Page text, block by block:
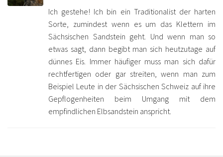
Ich gestehe! Ich bin ein Traditionalist der harten
Sorte, zumindest wenn es um das Klettern im
Sächsischen Sandstein geht. Und wenn man so
etwas sagt, dann begibt man sich heutzutage auf
dünnes Eis. Immer häufiger muss man sich dafür
rechtfertigen oder gar streiten, wenn man zum
Beispiel Leute in der Sächsischen Schweiz auf ihre
Gepflogenheiten beim Umgang mit dem
empfindlichen Elbsandstein anspricht.